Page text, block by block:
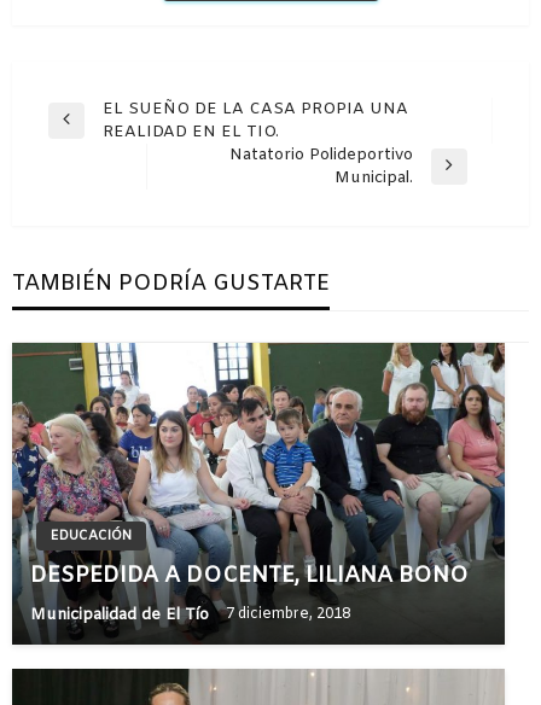
Navegación
Entrada
EL SUEÑO DE LA CASA PROPIA UNA
REALIDAD EN EL TIO.
Natatorio Polideportivo
Municipal.
TAMBIÉN PODRÍA GUSTARTE
EDUCACIÓN
DESPEDIDA A DOCENTE, LILIANA BONO
Municipalidad de El Tío 7 diciembre, 2018